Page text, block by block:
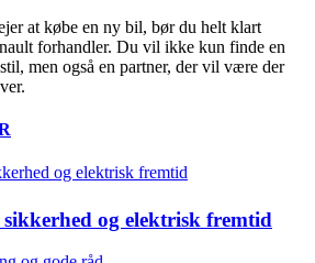
at købe en ny bil, bør du helt klart
forhandler. Du vil ikke kun finde en
men også en partner, der vil være der
og elektrisk fremtid